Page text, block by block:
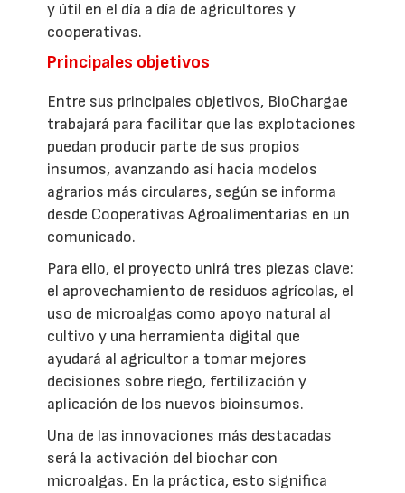
y útil en el día a día de agricultores y
cooperativas.
Principales objetivos
Entre sus principales objetivos, BioChargae
trabajará para facilitar que las explotaciones
puedan producir parte de sus propios
insumos, avanzando así hacia modelos
agrarios más circulares, según se informa
desde Cooperativas Agroalimentarias en un
comunicado.
Para ello, el proyecto unirá tres piezas clave:
el aprovechamiento de residuos agrícolas, el
uso de microalgas como apoyo natural al
cultivo y una herramienta digital que
ayudará al agricultor a tomar mejores
decisiones sobre riego, fertilización y
aplicación de los nuevos bioinsumos.
Una de las innovaciones más destacadas
será la activación del biochar con
microalgas. En la práctica, esto significa